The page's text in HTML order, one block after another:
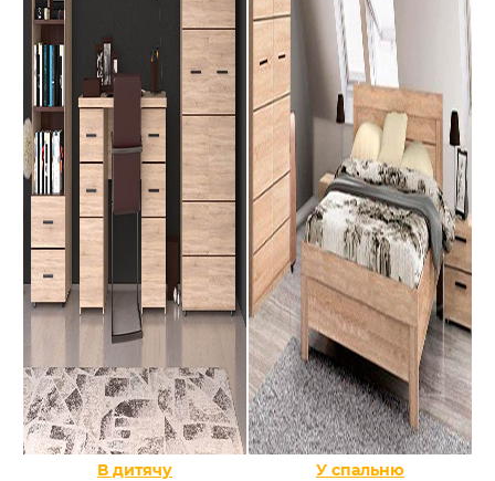
В дитячу У спальню